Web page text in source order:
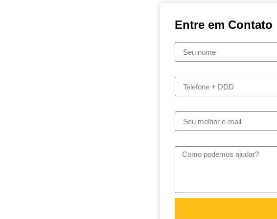
Entre em Contato